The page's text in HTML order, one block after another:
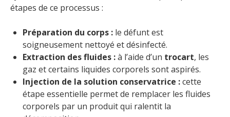
étapes de ce processus :
Préparation du corps : le défunt est
soigneusement nettoyé et désinfecté.
Extraction des fluides :à l’aide d’un trocart, les
gaz et certains liquides corporels sont aspirés.
Injection de la solution conservatrice :cette
étape essentielle permet de remplacer les fluides
corporels par un produit qui ralentit la